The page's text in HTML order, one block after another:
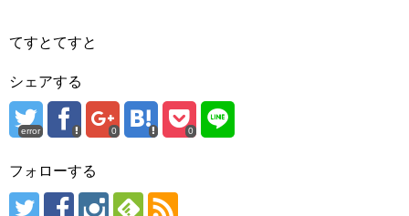
てすとてすと
シェアする
error 0 0
フォローする